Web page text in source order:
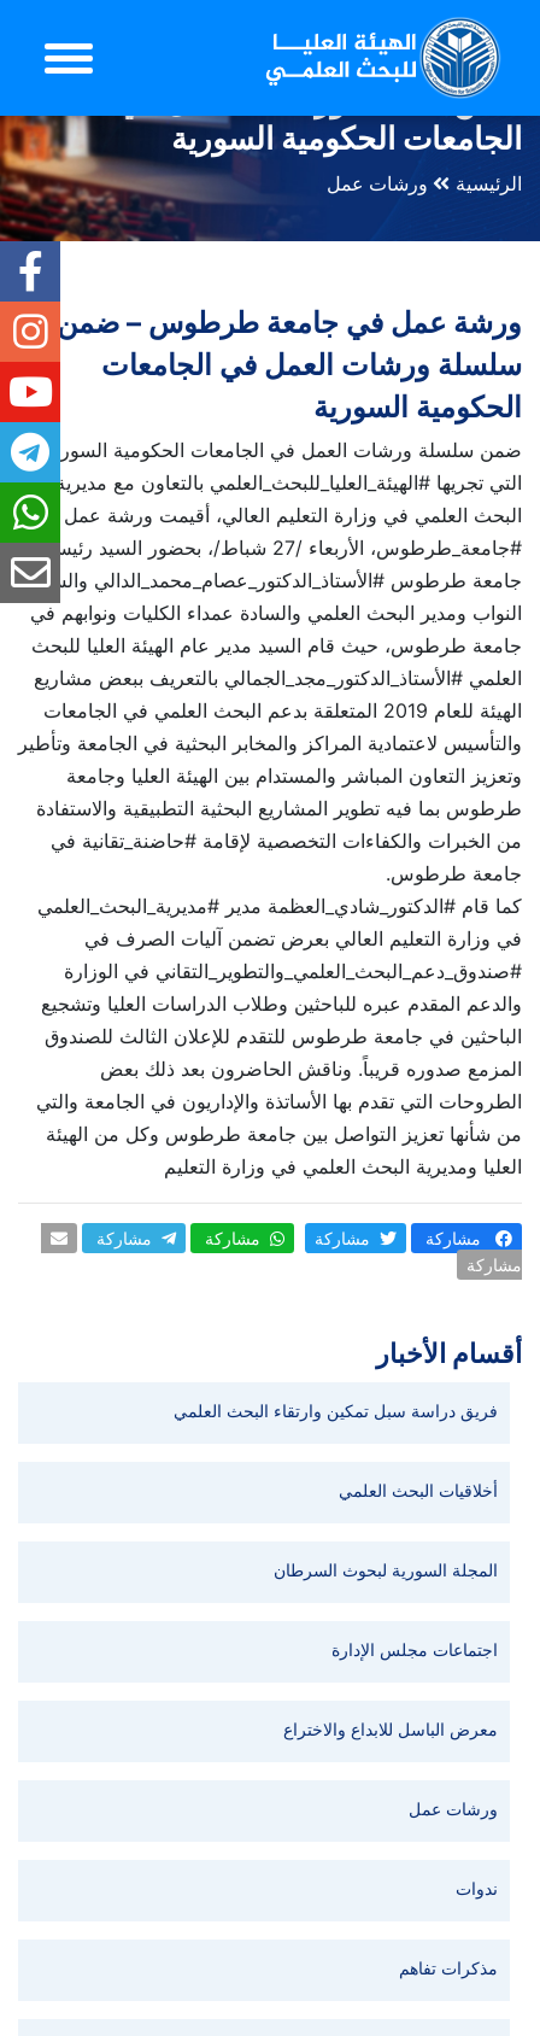
ورشة عمل في جامعة طرطوس –
ضمن سلسلة ورشات العمل في
الجامعات الحكومية السورية
الرئيسية ورشات عمل
ورشة عمل في جامعة طرطوس – ضمن
سلسلة ورشات العمل في الجامعات
الحكومية السورية
ضمن سلسلة ورشات العمل في الجامعات الحكومية السورية
التي تجريها #الهيئة_العليا_للبحث_العلمي بالتعاون مع مديرية
البحث العلمي في وزارة التعليم العالي، أقيمت ورشة عمل في
#جامعة_طرطوس، الأربعاء /27 شباط/، بحضور السيد رئيس
جامعة طرطوس #الأستاذ_الدكتور_عصام_محمد_الدالي والسادة
النواب ومدير البحث العلمي والسادة عمداء الكليات ونوابهم في
جامعة طرطوس، حيث قام السيد مدير عام الهيئة العليا للبحث
العلمي #الأستاذ_الدكتور_مجد_الجمالي بالتعريف ببعض مشاريع
الهيئة للعام 2019 المتعلقة بدعم البحث العلمي في الجامعات
والتأسيس لاعتمادية المراكز والمخابر البحثية في الجامعة وتأطير
وتعزيز التعاون المباشر والمستدام بين الهيئة العليا وجامعة
طرطوس بما فيه تطوير المشاريع البحثية التطبيقية والاستفادة
من الخبرات والكفاءات التخصصية لإقامة #حاضنة_تقانية في
جامعة طرطوس.
كما قام #الدكتور_شادي_العظمة مدير #مديرية_البحث_العلمي
في وزارة التعليم العالي بعرض تضمن آليات الصرف في
#صندوق_دعم_البحث_العلمي_والتطوير_التقاني في الوزارة
والدعم المقدم عبره للباحثين وطلاب الدراسات العليا وتشجيع
الباحثين في جامعة طرطوس للتقدم للإعلان الثالث للصندوق
المزمع صدوره قريباً. وناقش الحاضرون بعد ذلك بعض
الطروحات التي تقدم بها الأساتذة والإداريون في الجامعة والتي
من شأنها تعزيز التواصل بين جامعة طرطوس وكل من الهيئة
العليا ومديرية البحث العلمي في وزارة التعليم
مشاركة مشاركة مشاركة
مشاركة
مشاركة
أقسام الأخبار
فريق دراسة سبل تمكين وارتقاء البحث العلمي
أخلاقيات البحث العلمي
المجلة السورية لبحوث السرطان
اجتماعات مجلس الإدارة
معرض الباسل للابداع والاختراع
ورشات عمل
ندوات
مذكرات تفاهم